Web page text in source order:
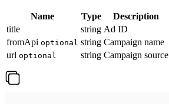
Name Type
Description
title
string Ad ID
fromApi optional string Campaign name
url optional string Campaign source